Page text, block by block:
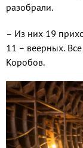
разобрали.
– Из них 19
11 – веерных.
Коробов.